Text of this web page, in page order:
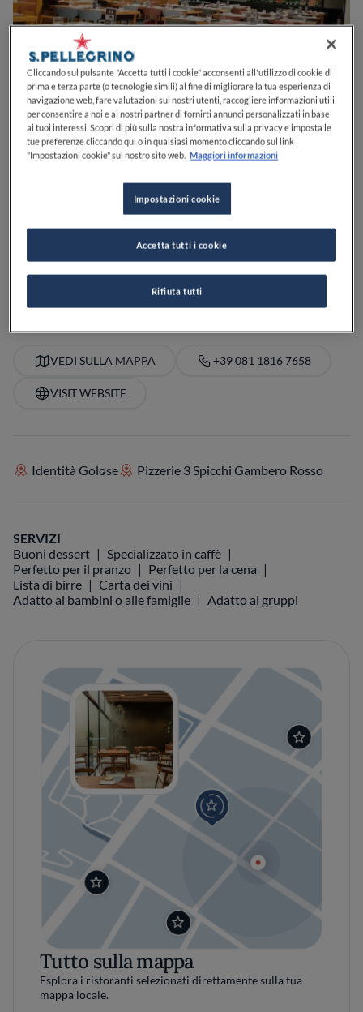
0 0 0 0 0
SuccivoCEItalia
VEDI ORARI
VEDI SULLA MAPPA +39 081 1816 7658
VISIT WEBSITE
Identità Golose Pizzerie 3 Spicchi Gambero Rosso
SERVIZI
Buoni dessert
Specializzato in caffè
Perfetto per il pranzo
Perfetto per la cena
Lista di birre
Carta dei vini
Adatto ai bambini o alle famiglie
Adatto ai gruppi
Tutto sulla mappa
Esplora i ristoranti selezionati direttamente sulla tua
mappa locale.
Cliccando sul pulsante "Accetta tutti i cookie" acconsenti all'utilizzo di cookie di
prima e terza parte (o tecnologie simili) al fine di migliorare la tua esperienza di
navigazione web, fare valutazioni sui nostri utenti, raccogliere informazioni utili
per consentire a noi e ai nostri partner di fornirti annunci personalizzati in base
ai tuoi interessi. Scopri di più sulla nostra informativa sulla privacy e imposta le
tue preferenze cliccando qui o in qualsiasi momento cliccando sul link
"Impostazioni cookie" sul nostro sito web. Maggiori informazioni
Impostazioni cookie
Rifiuta tutti
Accetta tutti i cookie